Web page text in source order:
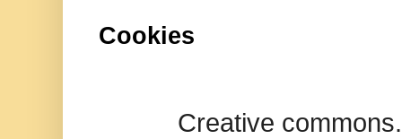
Cookies
Creative